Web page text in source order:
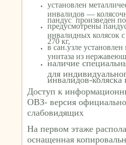
установлен
инвалидов —
пандус произведен
предусмотрены
инвалидных колясок
270 кг,
в сан.узле
унитаза из
наличие
для
инвалидов-коляска
Доступ к
ОВЗ- версия
слабовидящих
На первом этаже
оснащенная